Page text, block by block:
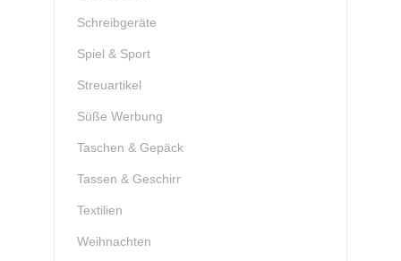
Schreibgeräte
Spiel & Sport
Streuartikel
Süße Werbung
Taschen & Gepäck
Tassen & Geschirr
Textilien
Weihnachten